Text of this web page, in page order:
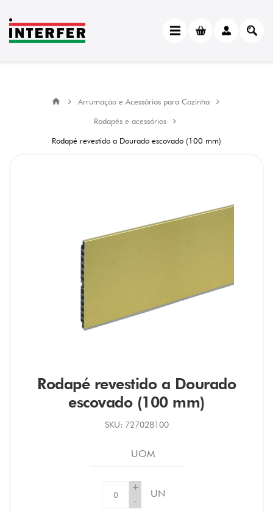
Arrumação e Acessórios para Cozinha
Rodapés e acessórios
Rodapé revestido a Dourado escovado (100 mm)
Rodapé revestido a Dourado
escovado (100 mm)
SKU: 727028100
UOM
+
-
UN